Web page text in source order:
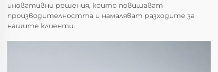
иновативни решения, които повишават
производителността и намаляват разходите за
нашите клиенти.